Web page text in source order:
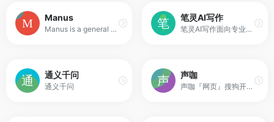
Manus
Manus is a general AI agent that turns your thoughts into actions. It excels at various tasks in work and life, getting everything done while you rest.
笔灵AI写作
笔灵AI写作面向专业写作领域的AI写作工具，笔灵AI写作助手包括，ai论文,ai开题报告,ai公文写作,ai商业计划书,文献综述ai生成,ai文献推荐,AI论文摘要，帮助用户在线快速生成。
通义千问
通义千问
声咖
声咖『网页』搜狗开发的在线音频处理工具，支持文本配音、字幕识别、AI降噪、声伴分离、变频变音等功能